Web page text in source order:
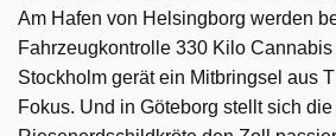
Am Hafen von Helsingborg werden
Fahrzeugkontrolle 330 Kilo
Stockholm gerät ein Mitbringsel aus
Fokus. Und in Göteborg stellt sich